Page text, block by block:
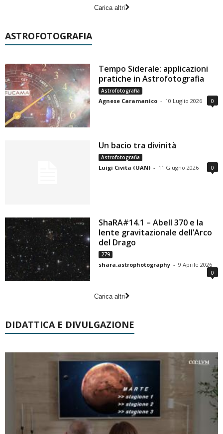
Carica altri
ASTROFOTOGRAFIA
Tempo Siderale: applicazioni
pratiche in Astrofotografia
Astrofotografia
Agnese Caramanico - 10 Luglio 2026 0
Un bacio tra divinità
Astrofotografia
Luigi Civita (UAN) - 11 Giugno 2026 0
ShaRA#14.1 – Abell 370 e la
lente gravitazionale dell’Arco
del Drago
279
shara.astrophotography - 9 Aprile 2026
0
Carica altri
DIDATTICA E DIVULGAZIONE